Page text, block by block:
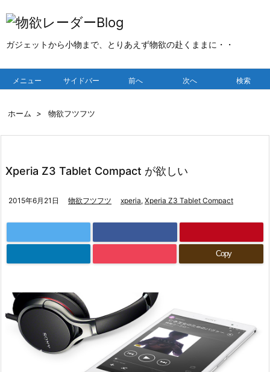
ガジェットから小物まで、とりあえず物欲の赴くままに・・
メニュー サイドバー 前へ 次へ 検索
ホーム > 物欲フツフツ
Xperia Z3 Tablet Compact が欲しい
2015年6月21日 物欲フツフツ xperia, Xperia Z3 Tablet Compact
Copy